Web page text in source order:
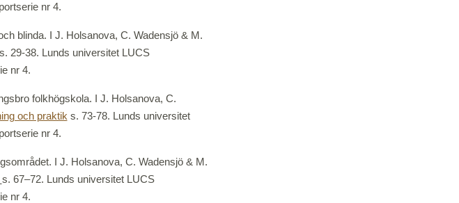
nr 4.
blinda. I J. Holsanova, C. Wadensjö & M.
s. 29-38. Lunds universitet LUCS
nr 4.
folkhögskola. I J. Holsanova, C.
och praktik s. 73-78. Lunds universitet
nr 4.
I J. Holsanova, C. Wadensjö & M.
s. 67–72. Lunds universitet LUCS
nr 4.